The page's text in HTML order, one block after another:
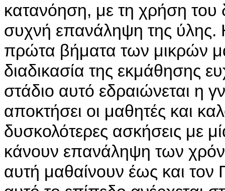
κατανόηση, με τη χρήση του
συχνή επανάληψη της ύλης.
πρώτα βήματα των μικρών
διαδικασία της εκμάθησης
στάδιο αυτό εδραιώνεται η
αποκτήσει οι μαθητές και
δυσκολότερες ασκήσεις με
κάνουν επανάληψη των
αυτή μαθαίνουν έως και τον